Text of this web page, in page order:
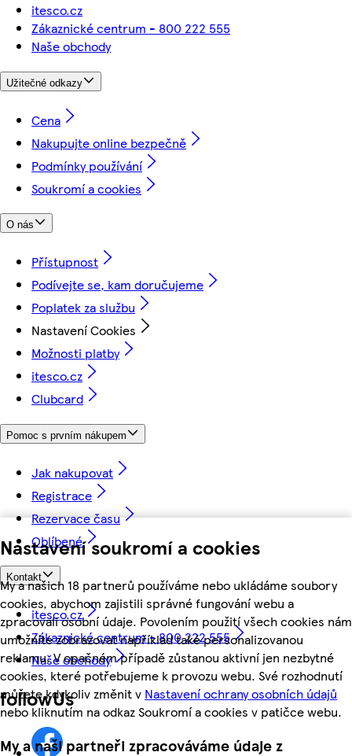
Nastavení soukromí a cookies
My a našich 18 partnerů používáme nebo ukládáme soubory
cookies, abychom zajistili správné fungování webu a
zpracovali osobní údaje. Povolením použití všech cookies nám
umožníte zobrazovat například také personalizovanou
reklamu. V opačném případě zůstanou aktivní jen nezbytné
cookies, které potřebujeme k provozu webu. Své rozhodnutí
můžete kdykoliv změnit v Nastavení ochrany osobních údajů
nebo kliknutím na odkaz Soukromí a cookies v patičce webu.
My a naši partneři zpracováváme údaje z
itesco.cz
Zákaznické centrum - 800 222 555
Naše obchody
Užitečné odkazy
Cena
Nakupujte online bezpečně
Podmínky používání
Soukromí a cookies
O nás
Přístupnost
Podívejte se, kam doručujeme
Poplatek za službu
Nastavení Cookies
Možnosti platby
itesco.cz
Clubcard
Pomoc s prvním nákupem
Jak nakupovat
Registrace
Rezervace času
Oblíbené
Kontakt
itesco.cz
Zákaznické centrum - 800 222 555
Naše obchody
followUs